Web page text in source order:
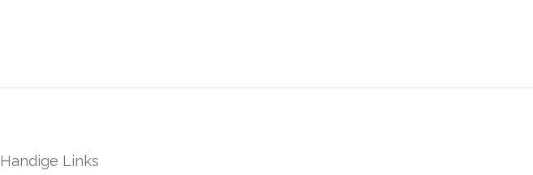
Handige Links